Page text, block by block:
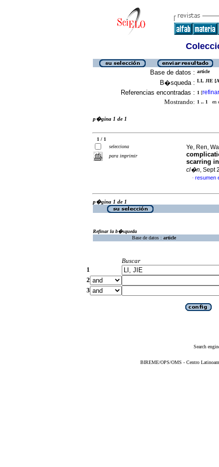
Base de datos : article
B�squeda : LI, JIE
Referencias encontradas : 1 [refinar
Mostrando: 1 .. 1 en
p�gina 1 de 1
1 / 1
selecciona
para imprimir
Ye, Ren,
scarring
cl�n, Sept
· resumen
p�gina 1 de 1
Refinar la b�squeda
Base de datos : article
Buscar
1
2
3
Search
BIREME/OPS/OMS - Centro